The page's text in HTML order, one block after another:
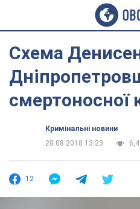
Схема
смертоносної
Кримінальні новини
28.08.2018 13:23
6,4
12